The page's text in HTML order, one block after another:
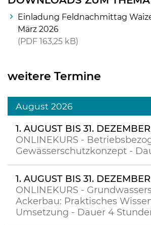
Einladung Feldnachmittag
März 2026
PDF 163,25 kB
weitere Termine
August 2026
1. AUGUST BIS 31.
ONLINEKURS -
Gewässerschutzkonzept -
1. AUGUST BIS 31.
ONLINEKURS -
Ackerbau: Praktisches
Umsetzung - Dauer 4